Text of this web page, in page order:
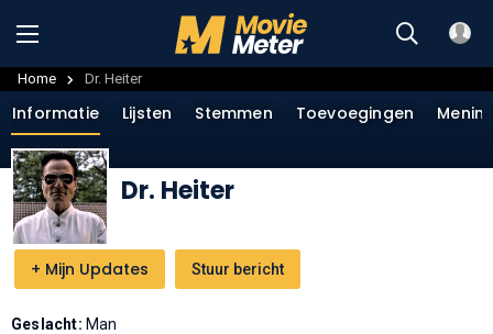
Home Dr. Heiter
+ Mijn Updates Stuur bericht
Informatie Lijsten Stemmen Toevoegingen
Dr. Heiter
Geslacht: Man